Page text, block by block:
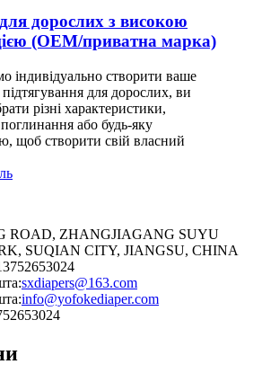
дорослих з високою
(OEM/приватна марка)
індивідуально створити ваше
підтягування для дорослих, ви
різні характеристики,
або будь-яку
щоб створити свій власний
ROAD, ZHANGJIAGANG SUYU
SUQIAN CITY, JIANGSU, CHINA
sxdiapers@163.com
info@yofokediaper.com